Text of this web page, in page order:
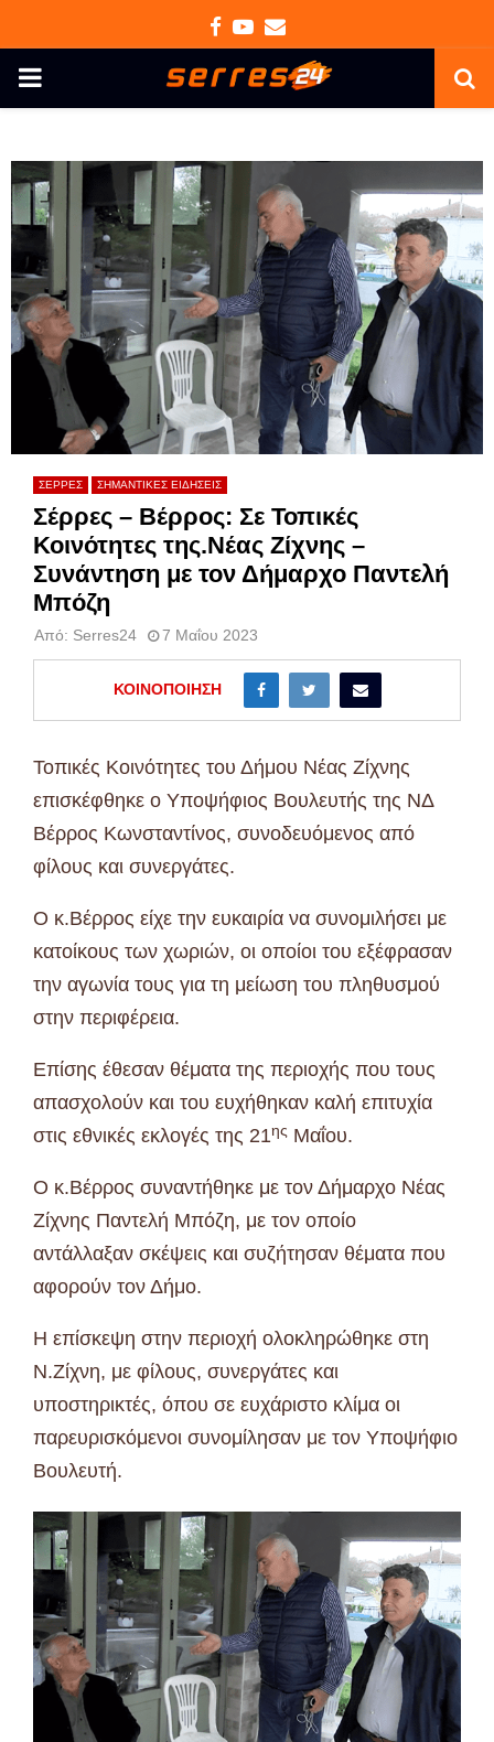
Facebook
Youtube
Email
PRIMARY
ΣΕΡΡΕΣ ΣΗΜΑΝΤΙΚΕΣ ΕΙΔΗΣΕΙΣ
Σέρρες – Βέρρος: Σε Τοπικές
Κοινότητες της.Νέας Ζίχνης –
Συνάντηση με τον Δήμαρχο Παντελή
Μπόζη
Από: Serres24 7 Μαΐου 2023
ΚΟΙΝΟΠΟΊΗΣΗ
Τοπικές Κοινότητες του Δήμου Νέας Ζίχνης
επισκέφθηκε ο Υποψήφιος Βουλευτής της ΝΔ
Βέρρος Κωνσταντίνος, συνοδευόμενος από
φίλους και συνεργάτες.
Ο κ.Βέρρος είχε την ευκαιρία να συνομιλήσει με
κατοίκους των χωριών, οι οποίοι του εξέφρασαν
την αγωνία τους για τη μείωση του πληθυσμού
στην περιφέρεια.
Επίσης έθεσαν θέματα της περιοχής που τους
απασχολούν και του ευχήθηκαν καλή επιτυχία
στις εθνικές εκλογές της 21ης Μαΐου.
Ο κ.Βέρρος συναντήθηκε με τον Δήμαρχο Νέας
Ζίχνης Παντελή Μπόζη, με τον οποίο
αντάλλαξαν σκέψεις και συζήτησαν θέματα που
αφορούν τον Δήμο.
Η επίσκεψη στην περιοχή ολοκληρώθηκε στη
Ν.Ζίχνη, με φίλους, συνεργάτες και
υποστηρικτές, όπου σε ευχάριστο κλίμα οι
παρευρισκόμενοι συνομίλησαν με τον Υποψήφιο
Βουλευτή.